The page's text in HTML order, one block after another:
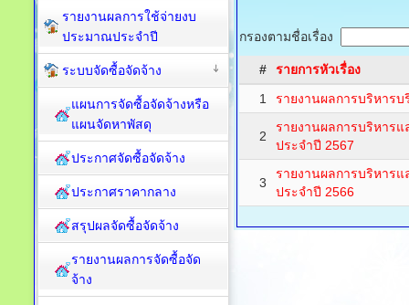
กรองตามชื่อเรื่อง
#
รายการหัวเรื่อง
1
รายงานผลการบริหาร
2
รายงานผลการบริหาร
ประจำปี 2567
3
รายงานผลการบริหาร
ประจำปี 2566
รายงานผลการใช้จ่ายงบ
ประมาณประจำปี
ระบบจัดซื้อจัดจ้าง
แผนการจัดซื้อจัดจ้างหรือ
แผนจัดหาพัสดุ
ประกาศจัดซื้อจัดจ้าง
ประกาศราคากลาง
สรุปผลจัดซื้อจัดจ้าง
รายงานผลการจัดซื้อจัด
จ้าง